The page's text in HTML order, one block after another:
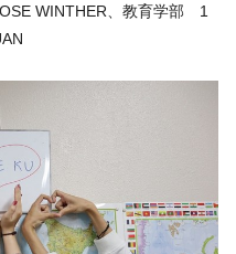
WINTHER、教育学部 1